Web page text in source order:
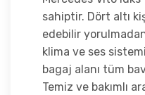
sahiptir. Dört altı
edebilir
klima ve ses
bagaj alanı tüm
Temiz ve bakımlı